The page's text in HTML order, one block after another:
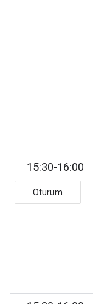
15:30-16:00
Oturum